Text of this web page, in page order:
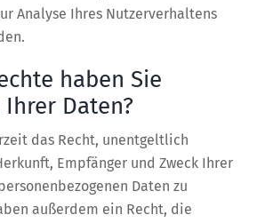
Analyse Ihres Nutzerverhaltens
haben Sie
Daten?
das Recht, unentgeltlich
Empfänger und Zweck Ihrer
Daten zu
außerdem ein Recht, die